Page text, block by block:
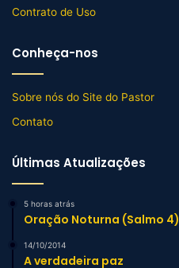
Contrato de Uso
Conheça-nos
Sobre nós do Site do Pastor
Contato
Últimas Atualizações
5 horas atrás
Oração Noturna (Salmo 4)
14/10/2014
A verdadeira paz